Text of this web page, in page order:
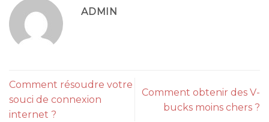
ADMIN
Comment résoudre votre
souci de connexion
internet ?
Comment obtenir des V-
bucks moins chers ?